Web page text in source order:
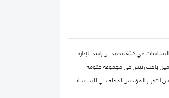
وذلك في كل من: القطاع الحكومي،
عبد الله مدقق حسابات معتمد،
في كليّة محمد بن راشد للإدارة
وزميل باحث رئيس في مجموعة حكومة
التحرير المؤسس لمجلة دبي للسياسات.